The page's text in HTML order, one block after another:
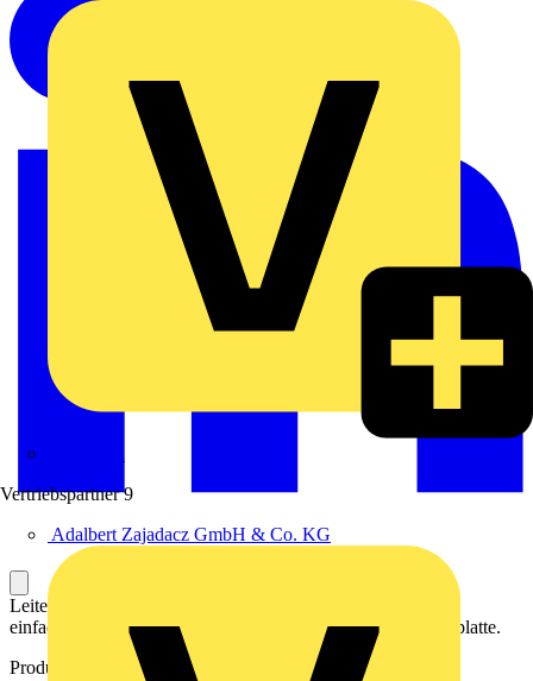
Vertriebspartner 9
Adalbert Zajadacz GmbH & Co. KG
Leiterplattenklemme (Printklemme, Platinenklemme) für die
einfache und sichere Datenübertragung direkt auf die Leiterplatte.
Produktkennzeichen